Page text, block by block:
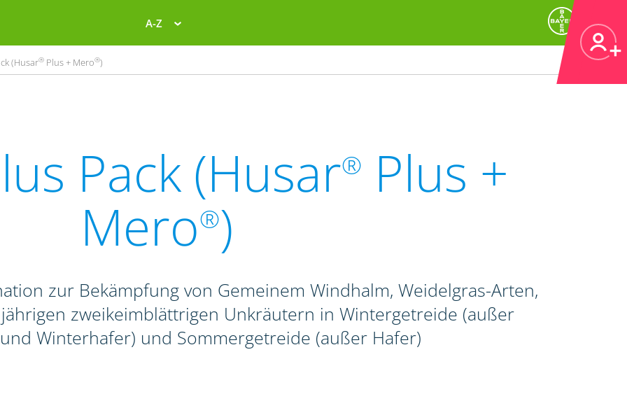
A-Z
(Husar® Plus + Mero®)
Pack (Husar® Plus +
Mero®)
zur Bekämpfung von Gemeinem Windhalm, Weidelgras-Arten,
zweikeimblättrigen Unkräutern in Wintergetreide (außer
Winterhafer) und Sommergetreide (außer Hafer)